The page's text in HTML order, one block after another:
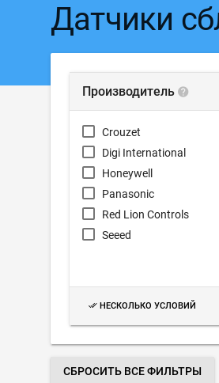
Датчики
Производитель
Crouzet
Digi International
Honeywell
Panasonic
Red Lion Controls
Seeed
НЕСКОЛЬКО УСЛОВИЙ
СБРОСИТЬ ВСЕ ФИЛЬТРЫ